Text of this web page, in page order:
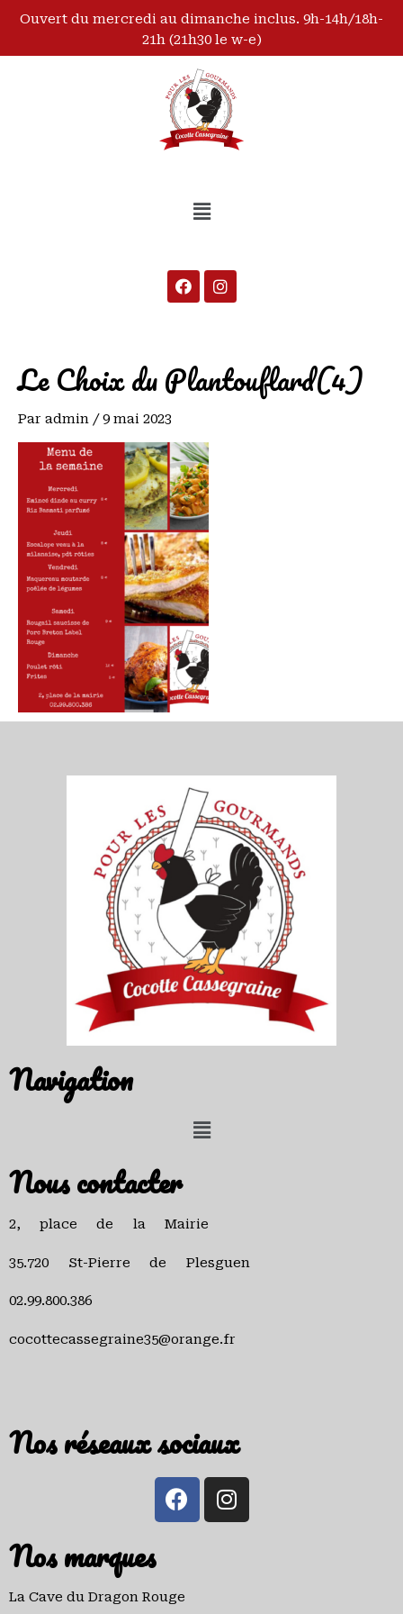
Ouvert du mercredi au dimanche inclus. 9h-14h/18h-
21h (21h30 le w-e)
Le Choix du Plantouflard(4)
Par admin /9 mai 2023
Navigation
Nous contacter
2, place de la Mairie
35.720 St-Pierre de Plesguen
02.99.800.386
cocottecassegraine35@orange.fr
Nos réseaux sociaux
Nos marques
La Cave du Dragon Rouge